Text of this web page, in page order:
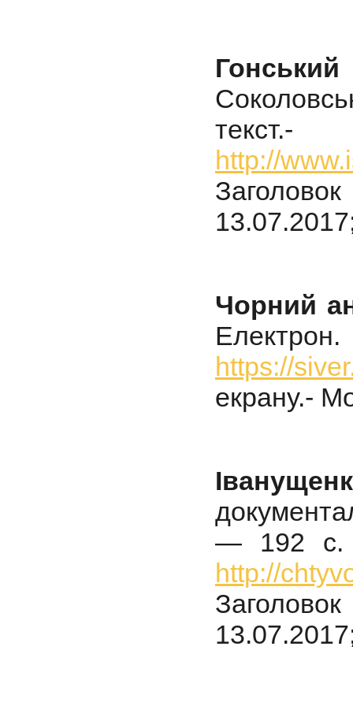
http://
Чорний
https://
екрану.-
— 192 с. -
http://